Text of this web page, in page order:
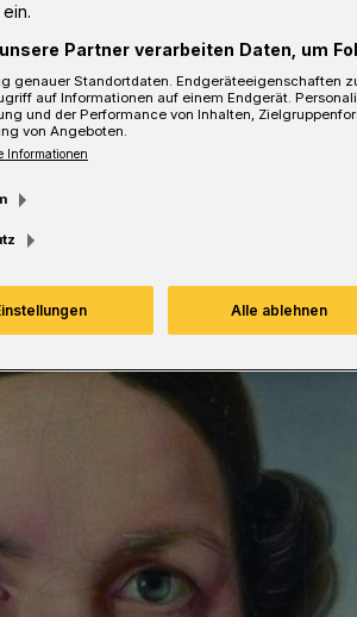
Partner verarbeiten Daten, um
genauer Standortdaten. Endgeräteeigenschaften
auf Informationen auf einem Endgerät.
und der Performance von Inhalten,
von Angeboten.
Informationen
Alle ablehnen